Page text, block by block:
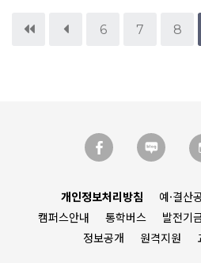
6 7 8
개인정보처리방침 예·결산
캠퍼스안내
통학버스 발전기
정보공개
원격지원